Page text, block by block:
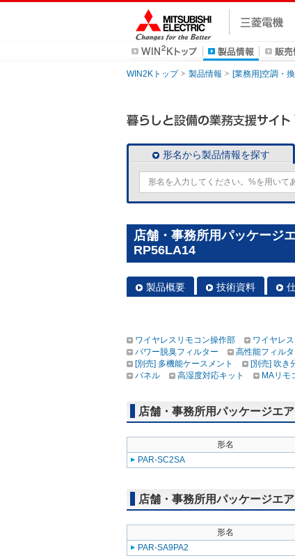
WIN2Kトップ 製品情報 [業務用]空調・
形名から製品情報を探す
店舗・事務所用パッケージ
RP56LA14
製品概要 技術資料
ワイヤレスリモコン操作部
ワイヤレ
パワー脱臭フィルター
高性能フィルタ
[別売] 多機能ケースメント
[別売] 吹き
パネル
高湿度対応キット MAリモ
店舗・事務所用パッケージエ
形名
PAR-SC2SA
店舗・事務所用パッケージエ
形名
PAR-SA9PA2